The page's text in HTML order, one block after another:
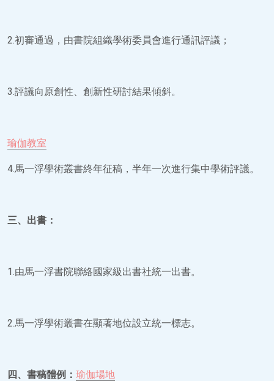
2.初審通過，由書院組織學術委員會進行通訊評議；
3.評議向原創性、創新性研討結果傾斜。
瑜伽教室
4.馬一浮學術叢書終年征稿，半年一次進行集中學術評議。
三、出書：
1.由馬一浮書院聯絡國家級出書社統一出書。
2.馬一浮學術叢書在顯著地位設立統一標志。
四、書稿體例： 瑜伽場地